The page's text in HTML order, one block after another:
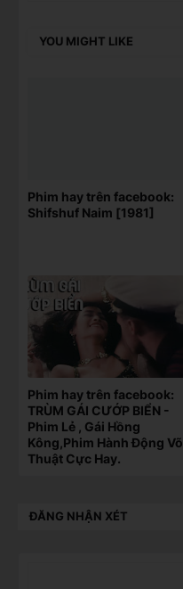
YOU MIGHT LIKE
Phim hay trên facebook:
Shifshuf Naim [1981]
Phim hay trên facebook:
TRÙM GÁI CƯỚP BIỂN -
Phim Lẻ , Gái Hồng
Kông,Phim Hành Động Võ
Thuật Cực Hay.
ĐĂNG NHẬN XÉT